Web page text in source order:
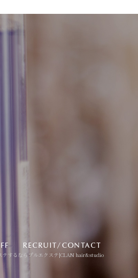
テするならプルエクステ|CLAN hair&studio